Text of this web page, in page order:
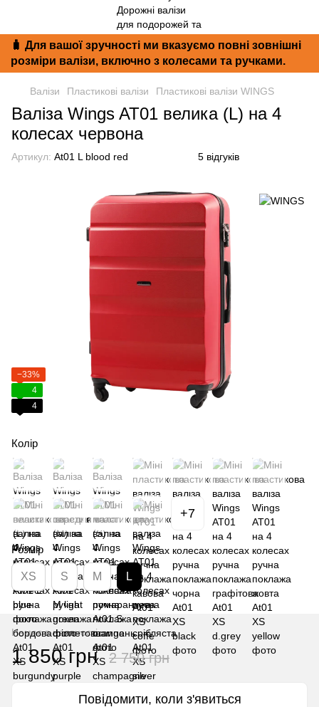
🧳 Для вашої зручності ми вказуємо повні зовнішні
розміри валізи, включно з колесами та ручками.
Валізи Пластикові валізи Пластикові валізи WINGS
Валіза Wings AT01 велика (L) на 4
колесах червона
Артикул: At01 L blood red 5 відгуків
−33%
4
4
Колір
+7
Розмір
XS S M L
Немає в наявності
1 850 грн 2 750 грн
Повідомити, коли з'явиться